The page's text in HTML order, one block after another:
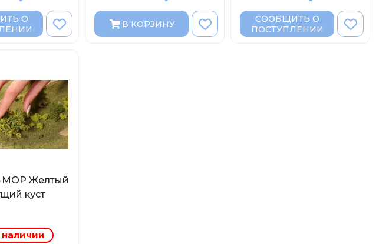
О
В КОРЗИНУ
СООБЩИТЬ О
ПОСТУПЛЕНИИ
МОР Желтый
куст
наличии